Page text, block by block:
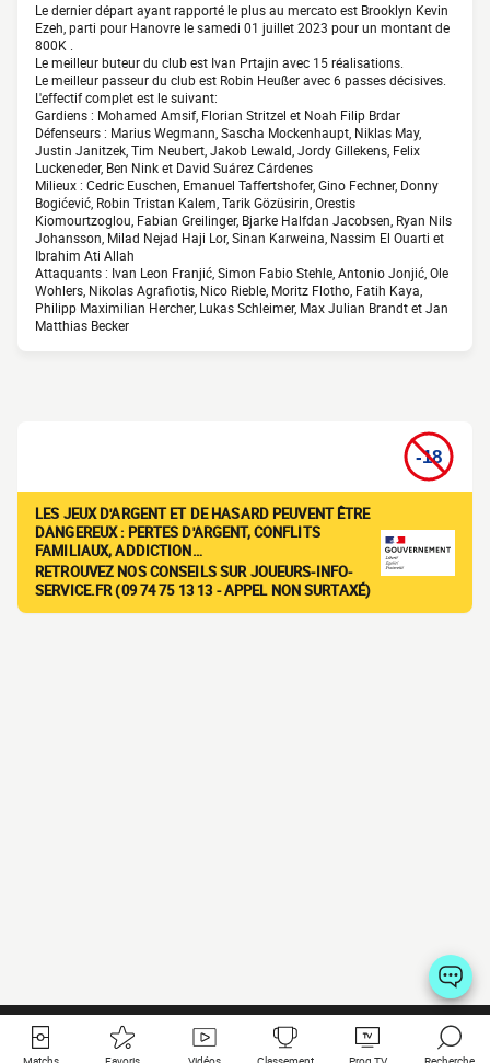
Le dernier départ ayant rapporté le plus au mercato est Brooklyn Kevin
Ezeh, parti pour Hanovre le samedi 01 juillet 2023 pour un montant de
800K .
Le meilleur buteur du club est Ivan Prtajin avec 15 réalisations.
Le meilleur passeur du club est Robin Heußer avec 6 passes décisives.
L'effectif complet est le suivant:
Gardiens : Mohamed Amsif, Florian Stritzel et Noah Filip Brdar
Défenseurs : Marius Wegmann, Sascha Mockenhaupt, Niklas May,
Justin Janitzek, Tim Neubert, Jakob Lewald, Jordy Gillekens, Felix
Luckeneder, Ben Nink et David Suárez Cárdenes
Milieux : Cedric Euschen, Emanuel Taffertshofer, Gino Fechner, Donny
Bogićević, Robin Tristan Kalem, Tarik Gözüsirin, Orestis
Kiomourtzoglou, Fabian Greilinger, Bjarke Halfdan Jacobsen, Ryan Nils
Johansson, Milad Nejad Haji Lor, Sinan Karweina, Nassim El Ouarti et
Ibrahim Ati Allah
Attaquants : Ivan Leon Franjić, Simon Fabio Stehle, Antonio Jonjić, Ole
Wohlers, Nikolas Agrafiotis, Nico Rieble, Moritz Flotho, Fatih Kaya,
Philipp Maximilian Hercher, Lukas Schleimer, Max Julian Brandt et Jan
Matthias Becker
LES JEUX D'ARGENT ET DE HASARD PEUVENT ÊTRE
DANGEREUX : PERTES D'ARGENT, CONFLITS
FAMILIAUX, ADDICTION…
RETROUVEZ NOS CONSEILS SUR JOUEURS-INFO-
SERVICE.FR (09 74 75 13 13 - APPEL NON SURTAXÉ)